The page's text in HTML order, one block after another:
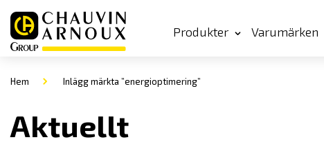
Produkter Varumärken
Hem Inlägg märkta ”energioptimering”
Aktuellt